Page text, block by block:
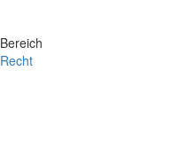
Bereich
Recht